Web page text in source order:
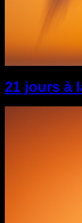
21 jours à